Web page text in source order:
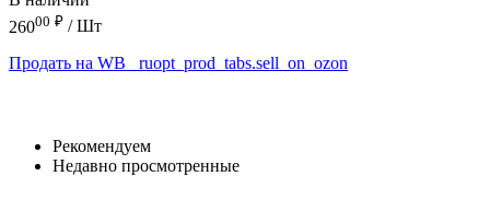
26000 ₽ / Шт
Продать на WB
_ruopt_prod_tabs.sell_on_ozon
Рекомендуем
Недавно просмотренные